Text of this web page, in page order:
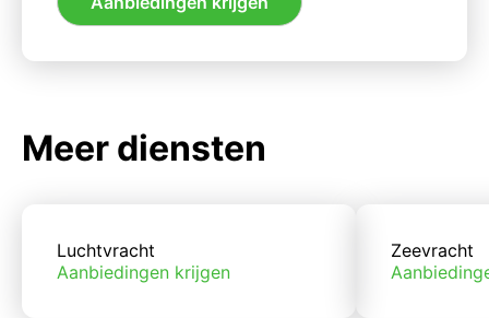
Meer diensten
Luchtvracht
Aanbiedingen krijgen
Zeevracht